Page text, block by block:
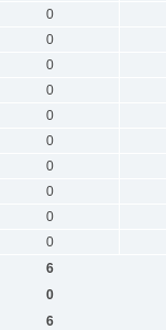
0
0
0
0
0
0
0
0
0
0
6
0
6